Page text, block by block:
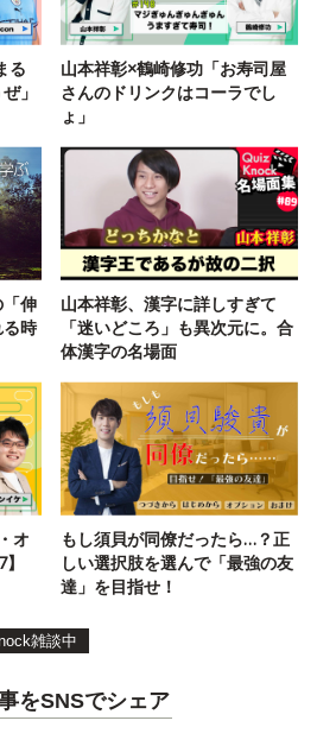
る
」
山本祥彰×鶴崎修功「お寿司屋
さんのドリンクはコーラでし
ょ」
伸
時
山本祥彰、漢字に詳しすぎて
「迷いどころ」も異次元に。合
体漢字の名場面
オ
もし須貝が同僚だったら…？正
しい選択肢を選んで「最強の友
達」を目指せ！
雑談中
をSNSでシェア